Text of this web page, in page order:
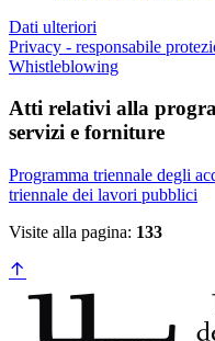
Dati ulteriori
Privacy - responsabile
Whistleblowing
Atti relativi alla
servizi e forniture
Programma triennale degli
triennale dei lavori pubblici
Visite alla pagina: 133